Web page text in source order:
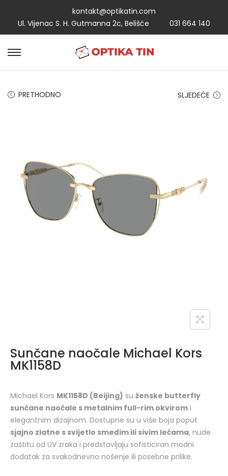
kontakt@optikatin.com
Ul. Vijenac S. H. Gutmanna 2c, Belišće
031 664 140
PRETHODNO SLJEDEĆE
Sunčane naočale Michael Kors
MK1158D
Michael Kors MK1158D (Beijing) su ženske butterfly
sunčane naočale s metalnim full-rim okvirom i
elegantnim dizajnom. Dostupne su u više boja poput
sjajno zlatne s svijetlo smeđim ili sivim lećama, nude
zaštitu od UV zraka i predstavljaju sofisticiran modni
dodatak za svakodnevno nošenje ili posebne prilike.